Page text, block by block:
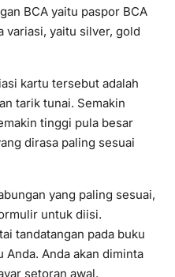
BCA yaitu paspor BCA
variasi, yaitu silver, gold
kartu tersebut adalah
tarik tunai. Semakin
tinggi pula besar
dirasa paling sesuai
yang paling sesuai,
untuk diisi.
tandatangan pada buku
Anda. Anda akan diminta
setoran awal.